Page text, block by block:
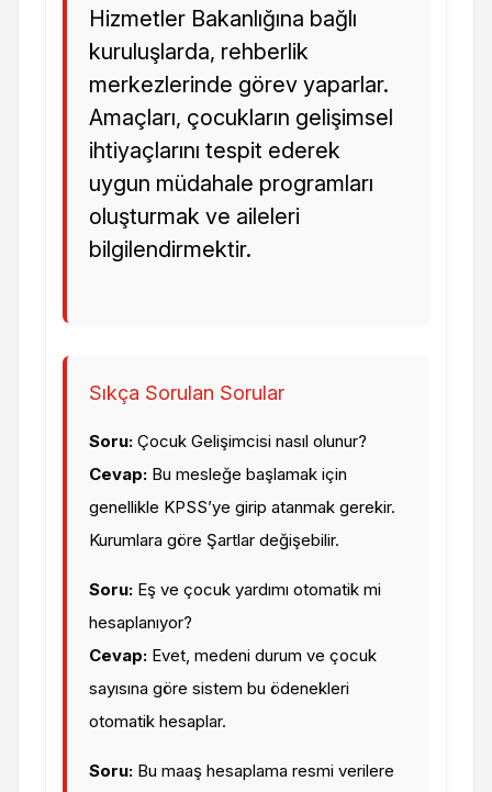
Hizmetler Bakanlığına bağlı
kuruluşlarda, rehberlik
merkezlerinde görev yaparlar.
Amaçları, çocukların gelişimsel
ihtiyaçlarını tespit ederek
uygun müdahale programları
oluşturmak ve aileleri
bilgilendirmektir.
Sıkça Sorulan Sorular
Soru: Çocuk Gelişimcisi nasıl olunur?
Cevap: Bu mesleğe başlamak için
genellikle KPSS’ye girip atanmak gerekir.
Kurumlara göre Şartlar değişebilir.
Soru: Eş ve çocuk yardımı otomatik mi
hesaplanıyor?
Cevap: Evet, medeni durum ve çocuk
sayısına göre sistem bu ödenekleri
otomatik hesaplar.
Soru: Bu maaş hesaplama resmi verilere